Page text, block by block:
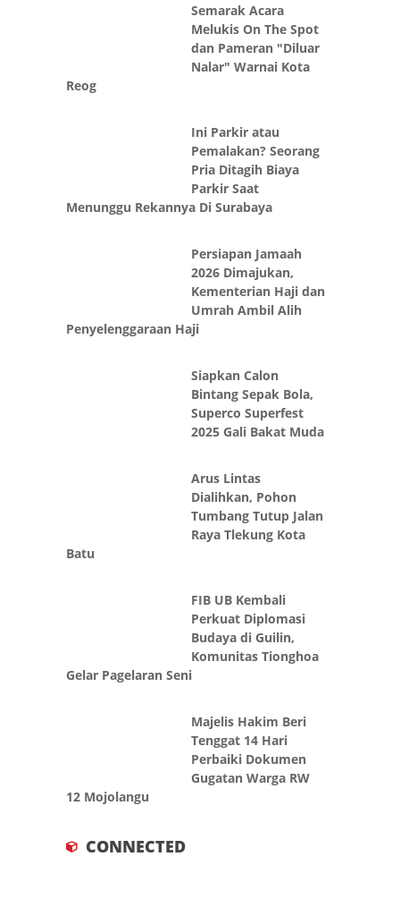
Semarak Acara
Melukis On The Spot
dan Pameran "Diluar
Nalar" Warnai Kota
Reog
Ini Parkir atau
Pemalakan? Seorang
Pria Ditagih Biaya
Parkir Saat
Menunggu Rekannya Di Surabaya
Persiapan Jamaah
2026 Dimajukan,
Kementerian Haji dan
Umrah Ambil Alih
Penyelenggaraan Haji
Siapkan Calon
Bintang Sepak Bola,
Superco Superfest
2025 Gali Bakat Muda
Arus Lintas
Dialihkan, Pohon
Tumbang Tutup Jalan
Raya Tlekung Kota
Batu
FIB UB Kembali
Perkuat Diplomasi
Budaya di Guilin,
Komunitas Tionghoa
Gelar Pagelaran Seni
Majelis Hakim Beri
Tenggat 14 Hari
Perbaiki Dokumen
Gugatan Warga RW
12 Mojolangu
CONNECTED